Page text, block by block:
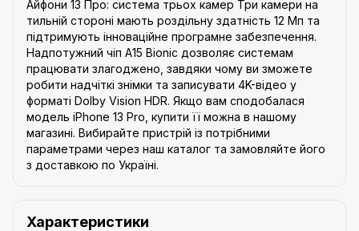
Айфони 13 Про: система трьох камер Три камери на
тильній стороні мають роздільну здатність 12 Мп та
підтримують інноваційне програмне забезпечення.
Надпотужний чіп A15 Bionic дозволяє системам
працювати злагоджено, завдяки чому ви зможете
робити надчіткі знімки та записувати 4K-відео у
форматі Dolby Vision HDR. Якщо вам сподобалася
модель iPhone 13 Pro, купити її можна в нашому
магазині. Вибирайте пристрій із потрібними
параметрами через наш каталог та замовляйте його
з доставкою по Україні.
Характеристики